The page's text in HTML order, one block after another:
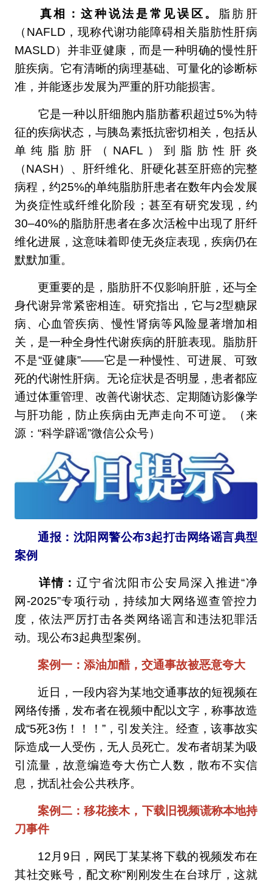
真相：这种说法是常见误区。
脂肪肝
（NAFLD，现称代谢功能障碍相关脂肪性肝病
MASLD）并非亚健康，而是一种明确的慢性肝
脏疾病。它有清晰的病理基础、可量化的诊断标
准，并能逐步发展为严重的肝功能损害。
它是一种以肝细胞内脂肪蓄积超过5%为特
征的疾病状态，与胰岛素抵抗密切相关，包括从
单纯脂肪肝（NAFL）到脂肪性肝炎
（NASH）、肝纤维化、肝硬化甚至肝癌的完整
病程，约25%的单纯脂肪肝患者在数年内会发展
为炎症性或纤维化阶段；甚至有研究发现，约
30–40%的脂肪肝患者在多次活检中出现了肝纤
维化进展，这意味着即使无炎症表现，疾病仍在
默默加重。
更重要的是，脂肪肝不仅影响肝脏，还与全
身代谢异常紧密相连。研究指出，它与2型糖尿
病、心血管疾病、慢性肾病等风险显著增加相
关，是一种全身性代谢疾病的肝脏表现。脂肪肝
不是“亚健康”——它是一种慢性、可进展、可致
死的代谢性肝病。无论症状是否明显，患者都应
通过体重管理、改善代谢状态、定期随访影像学
与肝功能，防止疾病由无声走向不可逆。（来
源：“科学辟谣”微信公众号）
通报：沈阳网警公布3起打击网络谣言典型
案例
详情：辽宁省沈阳市公安局深入推进“净
网-2025”专项行动，持续加大网络巡查管控力
度，依法严厉打击各类网络谣言和违法犯罪活
动。现公布3起典型案例。
案例一：添油加醋，交通事故被恶意夸大
近日，一段内容为某地交通事故的短视频在
网络传播，发布者在视频中配以文字，称事故造
成“5死3伤！！！”，引发关注。经查，该事故实
际造成一人受伤，无人员死亡。发布者胡某为吸
引流量，故意编造夸大伤亡人数，散布不实信
息，扰乱社会公共秩序。
案例二：移花接木，下载旧视频谎称本地持
刀事件
12月9日，网民丁某某将下载的视频发布在
其社交账号，配文称“刚刚发生在台球厅，这就